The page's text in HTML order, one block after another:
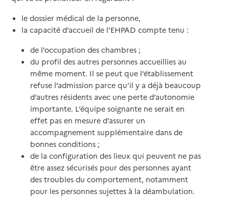
le dossier médical de la personne,
la capacité d’accueil de l’EHPAD compte tenu :
de l’occupation des chambres ;
du profil des autres personnes accueillies au
même moment. Il se peut que l’établissement
refuse l’admission parce qu’il y a déjà beaucoup
d’autres résidents avec une perte d’autonomie
importante. L’équipe soignante ne serait en
effet pas en mesure d’assurer un
accompagnement supplémentaire dans de
bonnes conditions ;
de la configuration des lieux qui peuvent ne pas
être assez sécurisés pour des personnes ayant
des troubles du comportement, notamment
pour les personnes sujettes à la déambulation.